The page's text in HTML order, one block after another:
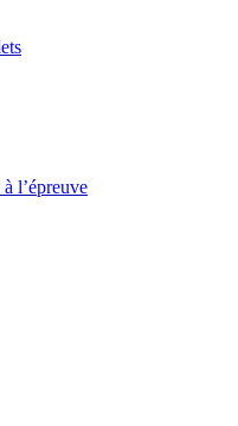
l’épreuve